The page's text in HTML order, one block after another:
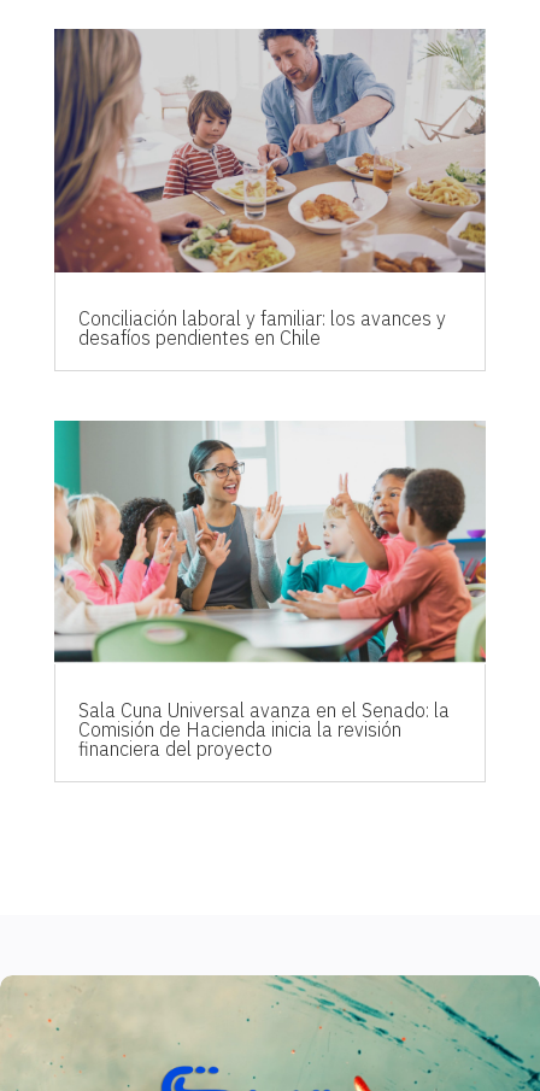
Conciliación laboral y familiar: los avances y
desafíos pendientes en Chile
Sala Cuna Universal avanza en el Senado: la
Comisión de Hacienda inicia la revisión
financiera del proyecto